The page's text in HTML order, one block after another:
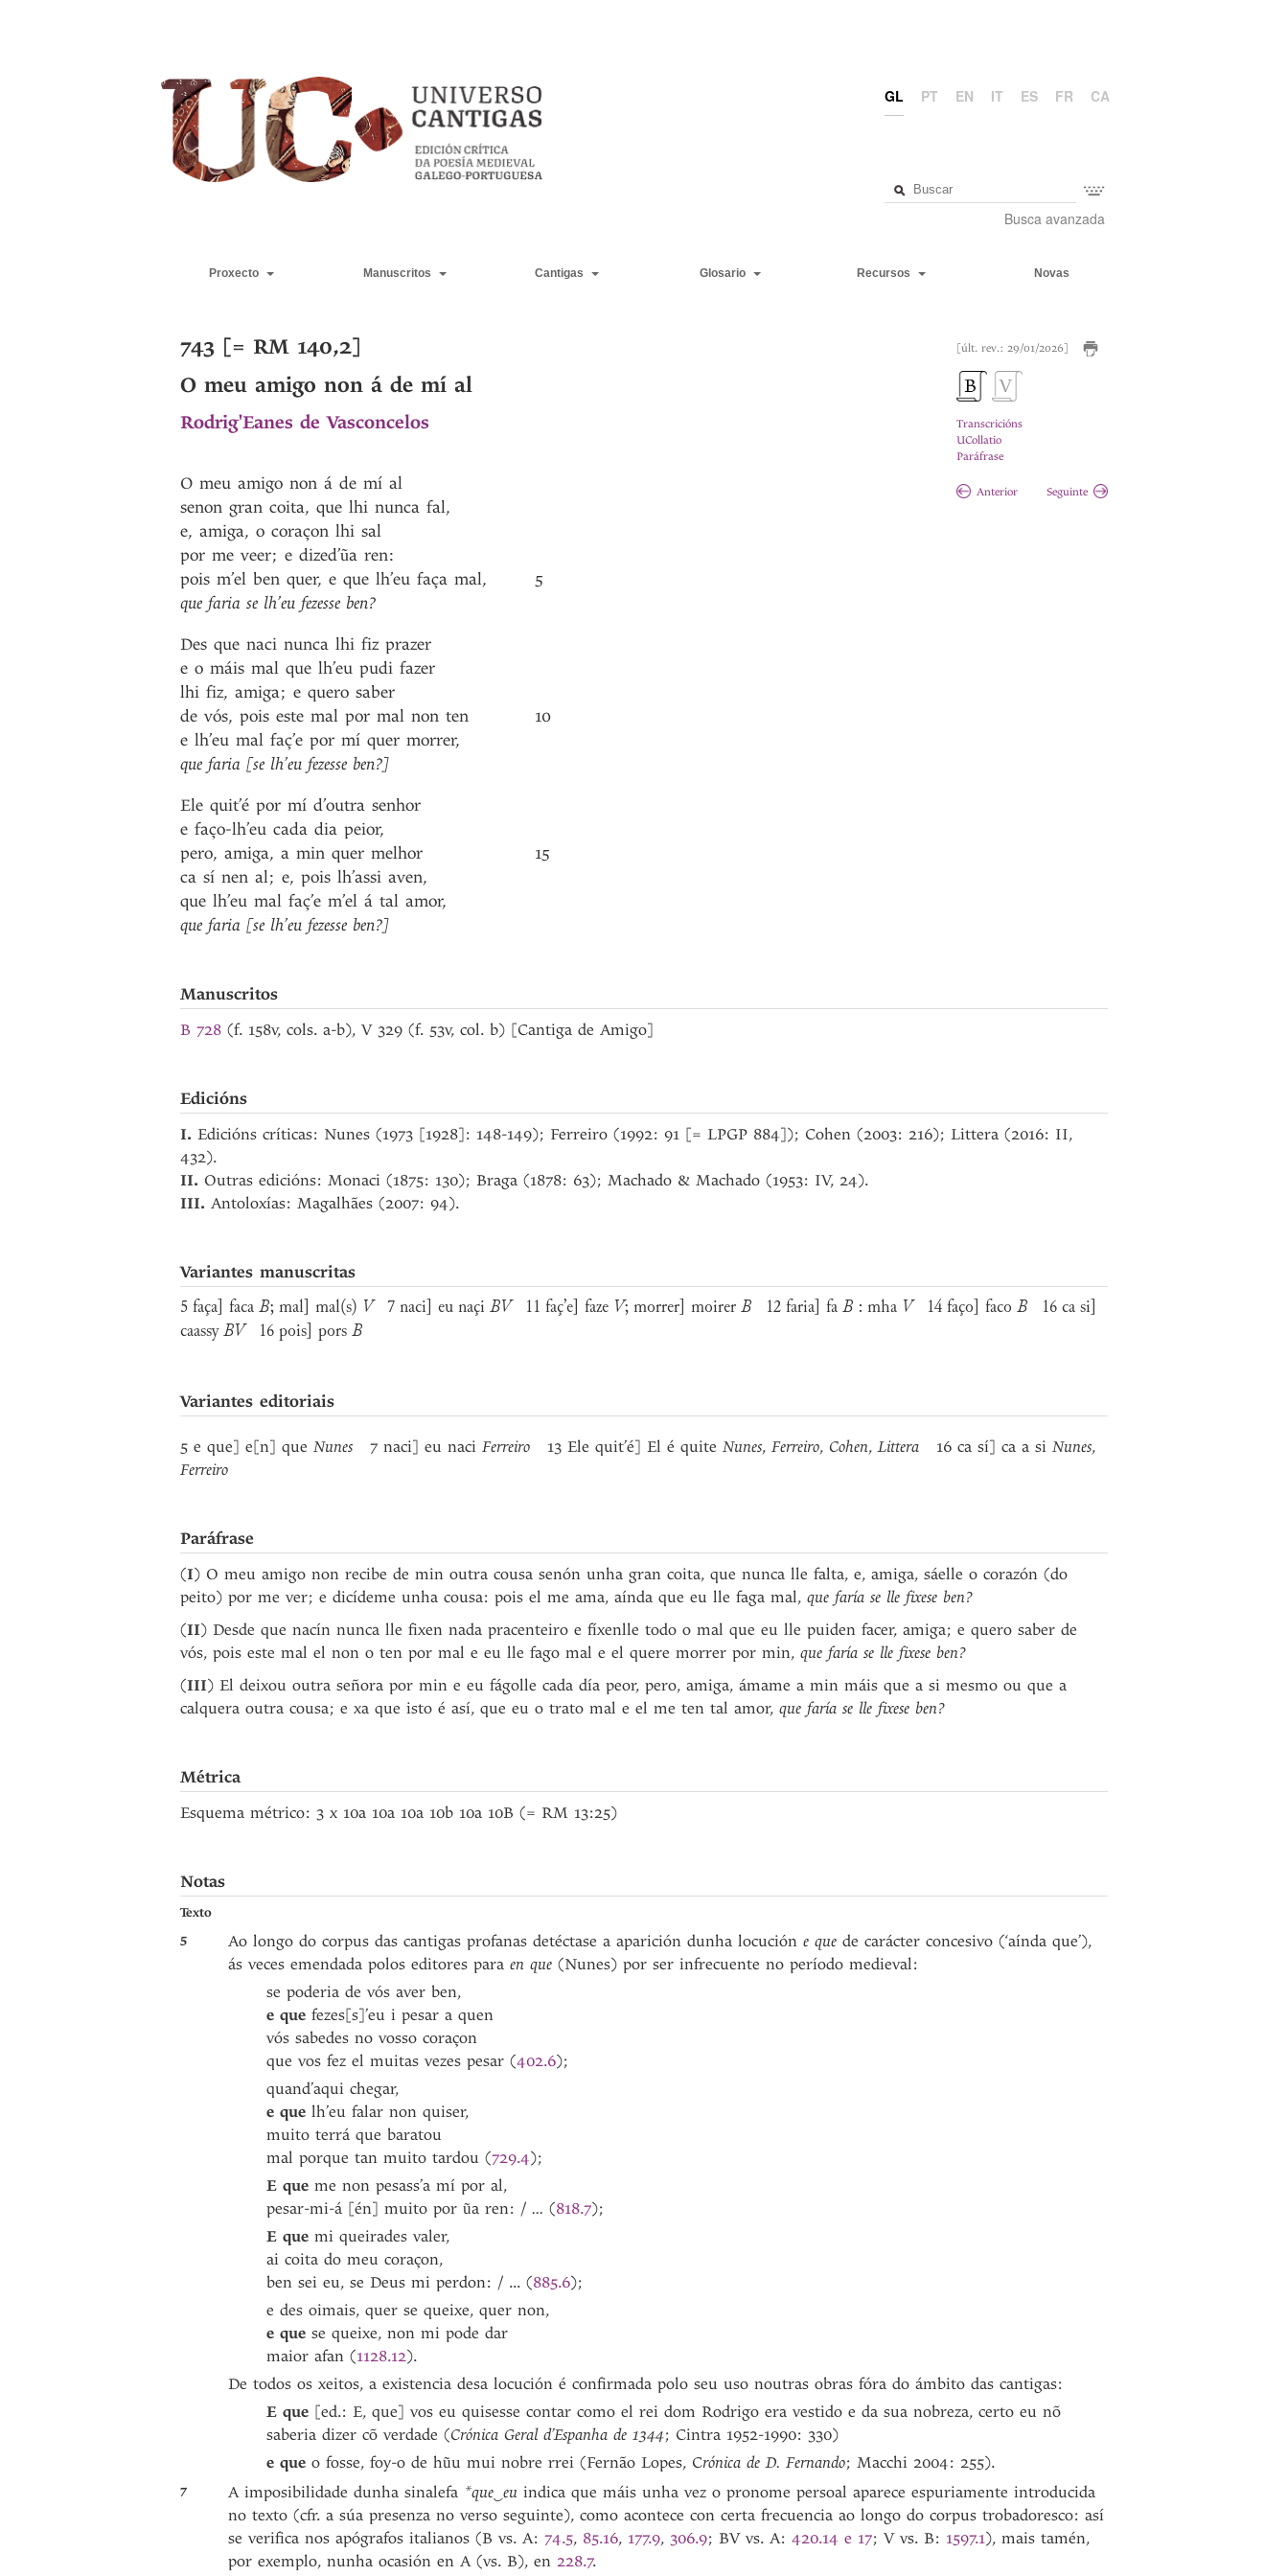
GL PT EN IT ES FR CA
Busca avanzada
Proxecto Manuscritos Cantigas Glosario Recursos Novas
[últ. rev.: 29/01/2026]
Transcricións
UCollatio
Paráfrase
Anterior Seguinte
743 [= RM 140,2]
O meu amigo non á de mí al
Rodrig'Eanes de Vasconcelos
O meu amigo non á de mí al
senon gran coita, que lhi nunca fal,
e, amiga, o coraçon lhi sal
por me veer; e dized’ũa ren:
pois m’el ben quer, e que lh’eu faça mal,
que faria se lh’eu fezesse ben?
Des que naci nunca lhi fiz prazer
e o máis mal que lh’eu pudi fazer
lhi fiz, amiga; e quero saber
de vós, pois este mal por mal non ten
e lh’eu mal faç’e por mí quer morrer,
que faria [se lh’eu fezesse ben?]
Ele quit’é por mí d’outra senhor
e faço-lh’eu cada dia peior,
pero, amiga, a min quer melhor
ca sí nen al; e, pois lh’assi aven,
que lh’eu mal faç’e m’el á tal amor,
que faria [se lh’eu fezesse ben?]
5
10
15
Manuscritos
B 728 (f. 158v, cols. a-b), V 329 (f. 53v, col. b) [Cantiga de Amigo]
Edicións
I. Edicións críticas: Nunes (1973 [1928]: 148-149); Ferreiro (1992: 91 [= LPGP 884]); Cohen (2003: 216); Littera (2016: II,
432).
II. Outras edicións: Monaci (1875: 130); Braga (1878: 63); Machado & Machado (1953: IV, 24).
III. Antoloxías: Magalhães (2007: 94).
Variantes manuscritas
5 faça] faca B; mal] mal(s) V 7 naci] eu naçi BV 11 faç’e] faze V; morrer] moirer B 12 faria] fa B : mha V 14 faço] faco B 16 ca si]
caassy BV 16 pois] pors B
Variantes editoriais
5 e que] e[n] que Nunes 7 naci] eu naci Ferreiro 13 Ele quit’é] El é quite Nunes, Ferreiro, Cohen,Littera 16 ca sí] ca a si Nunes,
Ferreiro
Paráfrase
(I) O meu amigo non recibe de min outra cousa senón unha gran coita, que nunca lle falta, e, amiga, sáelle o corazón (do
peito) por me ver; e dicídeme unha cousa: pois el me ama, aínda que eu lle faga mal, que faría se lle fixese ben?
(II) Desde que nacín nunca lle fixen nada pracenteiro e fíxenlle todo o mal que eu lle puiden facer, amiga; e quero saber de
vós, pois este mal el non o ten por mal e eu lle fago mal e el quere morrer por min, que faría se lle fixese ben?
(III) El deixou outra señora por min e eu fágolle cada día peor, pero, amiga, ámame a min máis que a si mesmo ou que a
calquera outra cousa; e xa que isto é así, que eu o trato mal e el me ten tal amor, que faría se lle fixese ben?
Métrica
Esquema métrico: 3 x 10a 10a 10a 10b 10a 10B (= RM 13:25)
Notas
Texto
5
Ao longo do corpus das cantigas profanas detéctase a aparición dunha locución e que de carácter concesivo (‘aínda que’),
ás veces emendada polos editores para en que (Nunes) por ser infrecuente no período medieval:
se poderia de vós aver ben,
e que fezes[s]’eu i pesar a quen
vós sabedes no vosso coraçon
que vos fez el muitas vezes pesar (402.6);
quand’aqui chegar,
e que lh’eu falar non quiser,
muito terrá que baratou
mal porque tan muito tardou (729.4);
E que me non pesass’a mí por al,
pesar-mi-á [én] muito por ũa ren: / ... (818.7);
E que mi queirades valer,
ai coita do meu coraçon,
ben sei eu, se Deus mi perdon: / ... (885.6);
e des oimais, quer se queixe, quer non,
e que se queixe, non mi pode dar
maior afan (1128.12).
De todos os xeitos, a existencia desa locución é confirmada polo seu uso noutras obras fóra do ámbito das cantigas:
E que [ed.: E, que] vos eu quisesse contar como el rei dom Rodrigo era vestido e da sua nobreza, certo eu nõ
saberia dizer cõ verdade (Crónica Geral d’Espanha de 1344; Cintra 1952-1990: 330)
e que o fosse, foy-o de hũu mui nobre rrei (Fernão Lopes, Crónica de D. Fernando; Macchi 2004: 255).
7 A imposibilidade dunha sinalefa *que eu indica que máis unha vez o pronome persoal aparece espuriamente introducida
no texto (cfr. a súa presenza no verso seguinte), como acontece con certa frecuencia ao longo do corpus trobadoresco: así
se verifica nos apógrafos italianos (B vs. A: 74.5, 85.16, 177.9, 306.9; BV vs. A: 420.14 e 17; V vs. B: 1597.1), mais tamén,
por exemplo, nunha ocasión en A (vs. B), en 228.7.